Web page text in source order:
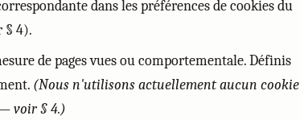
dans les préférences de cookies du
§ 4).
de pages vues ou comportementale. Définis
(Nous n'utilisons actuellement aucun cookie
voir § 4.)